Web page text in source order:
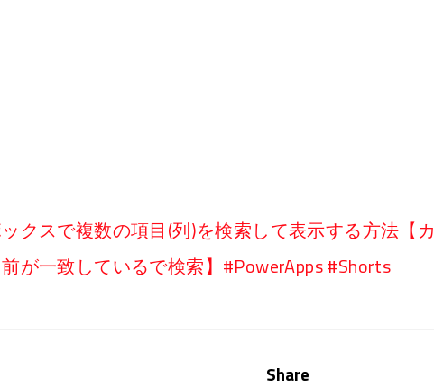
クスで複数の項目(列)を検索して表示する方法【カ
が一致しているで検索】#PowerApps #Shorts
Share